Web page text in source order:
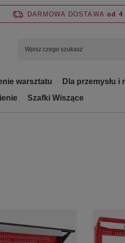
DARMOWA DOSTAWA od 4
warsztatu Dla przemysłu i
Szafki Wiszące